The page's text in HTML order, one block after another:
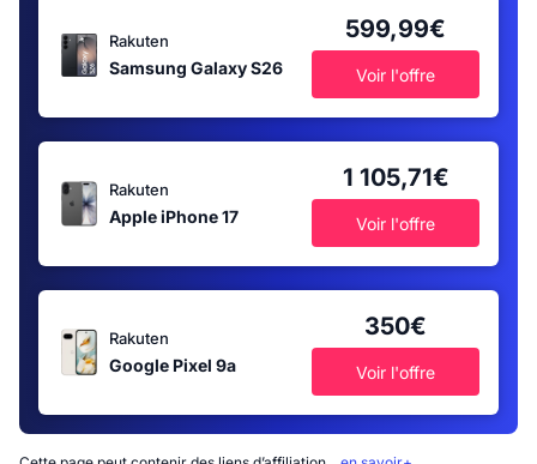
Rakuten
Samsung Galaxy S26
599,99€
Voir l'offre
Rakuten
Apple iPhone 17
1 105,71€
Voir l'offre
Rakuten
Google Pixel 9a
350€
Voir l'offre